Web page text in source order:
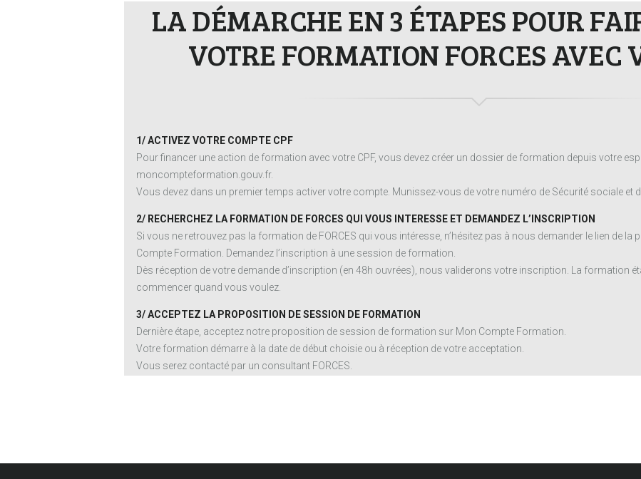
LA DÉMARCHE EN 3 ÉTAPES POUR
VOTRE FORMATION FORCES AVEC
1/ ACTIVEZ VOTRE COMPTE CPF
Pour financer une action de formation avec votre CPF, vous devez créer un dossier de formation depuis votre
moncompteformation.gouv.fr.
Vous devez dans un premier temps activer votre compte. Munissez-vous de votre numéro de Sécurité sociale et
2/ RECHERCHEZ LA FORMATION DE FORCES QUI VOUS INTERESSE ET DEMANDEZ L’INSCRIPTION
Si vous ne retrouvez pas la formation de FORCES qui vous intéresse, n’hésitez pas à nous demander le lien de
Compte Formation. Demandez l’inscription à une session de formation.
Dès réception de votre demande d’inscription (en 48h ouvrées), nous validerons votre inscription. La formation
commencer quand vous voulez.
3/ ACCEPTEZ LA PROPOSITION DE SESSION DE FORMATION
Dernière étape, acceptez notre proposition de session de formation sur Mon Compte Formation.
Votre formation démarre à la date de début choisie ou à réception de votre acceptation.
Vous serez contacté par un consultant FORCES.